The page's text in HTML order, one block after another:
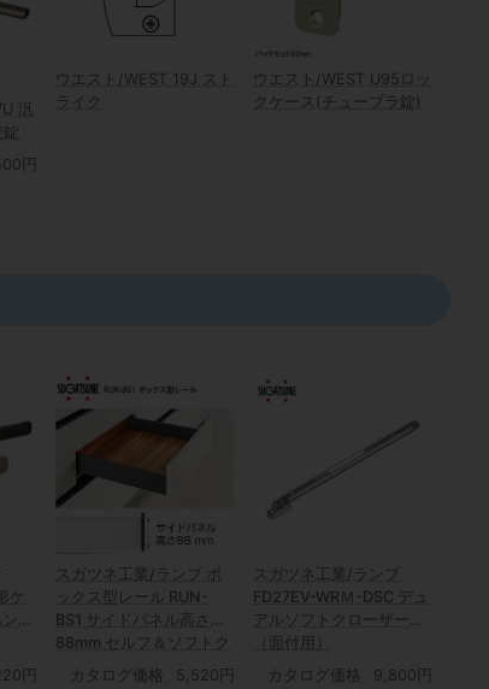
汎
錠
円
ウエスト/WEST 19J スト
ライク
ウエスト/WEST U95ロッ
クケース(チューブラ錠)
ケ
ド
円
スガツネ工業/ランプ ボ
ックス型レール RUN-
BS1 サイドパネル高さ
88mm セルフ＆ソフトク
ロージング機構付
カタログ価格 5,520円
スガツネ工業/ランプ
FD27EV-WRＭ-DSC デュ
アルソフトクローザー
（面付用）
カタログ価格
9,800円